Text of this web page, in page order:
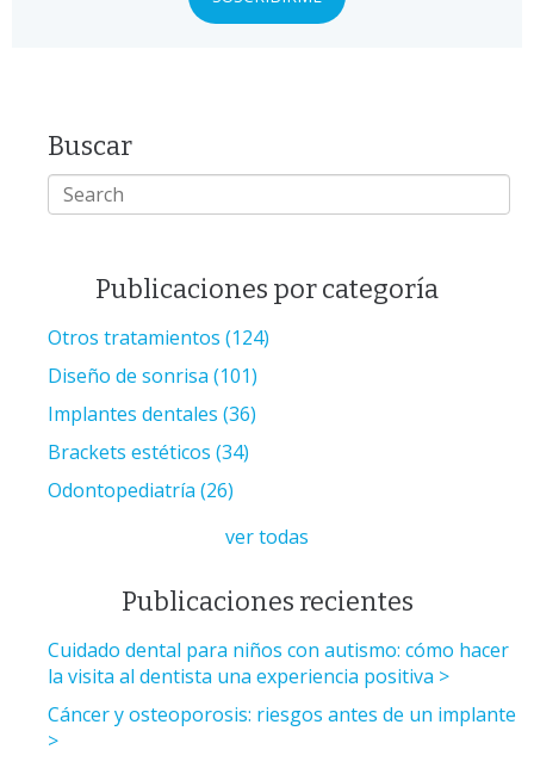
Buscar
Publicaciones por categoría
Otros tratamientos (124)
Diseño de sonrisa (101)
Implantes dentales (36)
Brackets estéticos (34)
Odontopediatría (26)
ver todas
Publicaciones recientes
Cuidado dental para niños con autismo: cómo hacer
la visita al dentista una experiencia positiva
Cáncer y osteoporosis: riesgos antes de un implante